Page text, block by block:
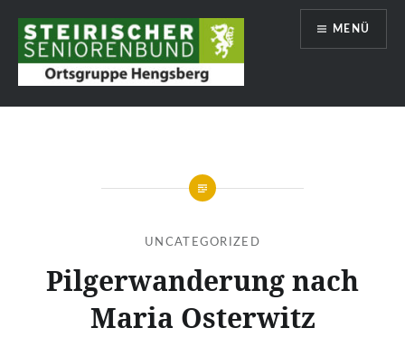
Inhalt
springen
Hengsberg
MENÜ
UNCATEGORIZED
Pilgerwanderung nach
Maria Osterwitz